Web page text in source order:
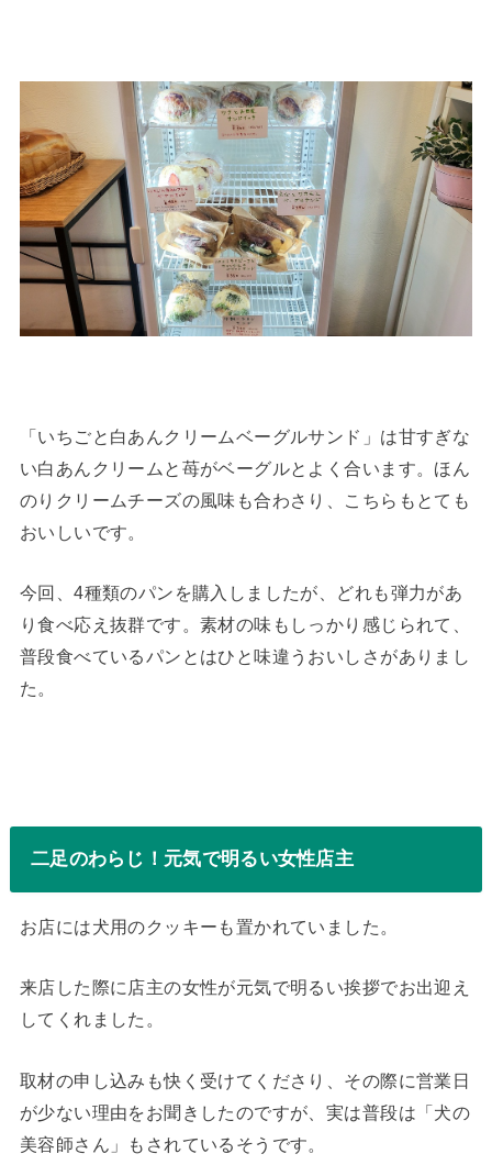
「いちごと白あんクリームベーグルサンド」は甘すぎな
い白あんクリームと苺がベーグルとよく合います。ほん
のりクリームチーズの風味も合わさり、こちらもとても
おいしいです。
今回、4種類のパンを購入しましたが、どれも弾力があ
り食べ応え抜群です。素材の味もしっかり感じられて、
普段食べているパンとはひと味違うおいしさがありまし
た。
二足のわらじ！元気で明るい女性店主
お店には犬用のクッキーも置かれていました。
来店した際に店主の女性が元気で明るい挨拶でお出迎え
してくれました。
取材の申し込みも快く受けてくださり、その際に営業日
が少ない理由をお聞きしたのですが、実は普段は「犬の
美容師さん」もされているそうです。